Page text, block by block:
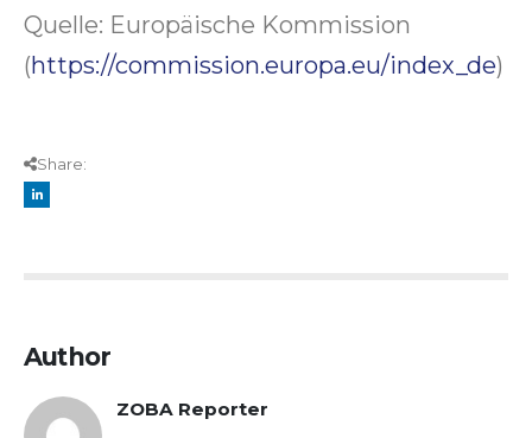
Quelle: Europäische Kommission
(https://commission.europa.eu/index_de)
Share:
Author
ZOBA Reporter